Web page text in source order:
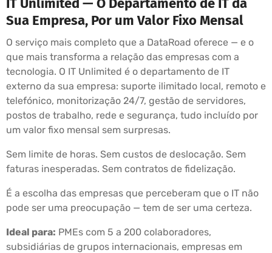
IT Unlimited — O Departamento de IT da
Sua Empresa, Por um Valor Fixo Mensal
O serviço mais completo que a DataRoad oferece — e o
que mais transforma a relação das empresas com a
tecnologia. O IT Unlimited é o departamento de IT
externo da sua empresa: suporte ilimitado local, remoto e
telefónico, monitorização 24/7, gestão de servidores,
postos de trabalho, rede e segurança, tudo incluído por
um valor fixo mensal sem surpresas.
Sem limite de horas. Sem custos de deslocação. Sem
faturas inesperadas. Sem contratos de fidelização.
É a escolha das empresas que perceberam que o IT não
pode ser uma preocupação — tem de ser uma certeza.
Ideal para: PMEs com 5 a 200 colaboradores,
subsidiárias de grupos internacionais, empresas em